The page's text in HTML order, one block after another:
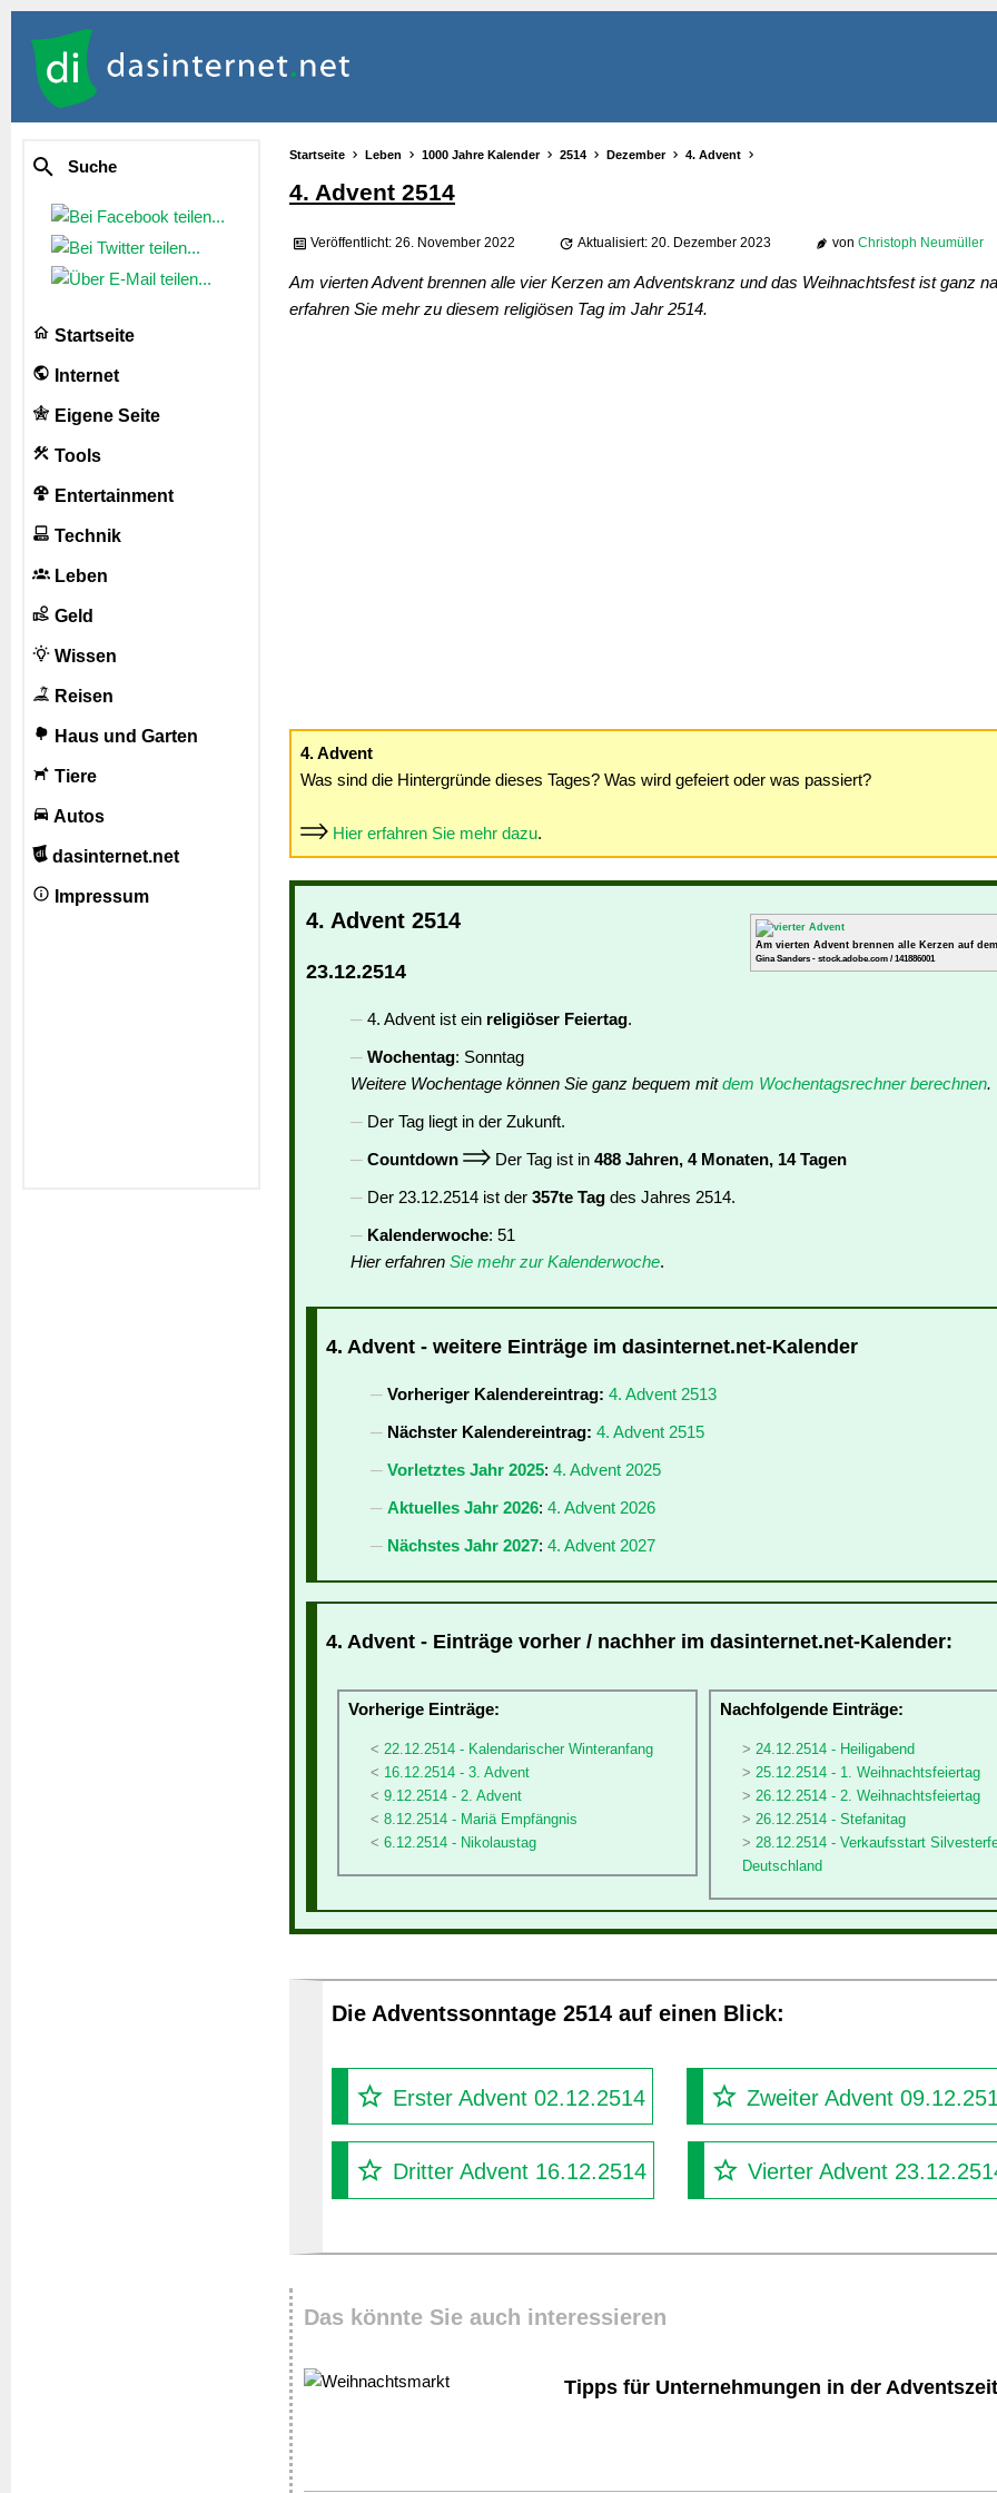
Suche
Startseite
Internet
Eigene Seite
Tools
Entertainment
Technik
Leben
Geld
Wissen
Reisen
Haus und Garten
Tiere
Autos
dasinternet.net
Impressum
Startseite Leben 1000 Jahre Kalender 2514 Dezember 4. Advent
4. Advent 2514
Veröffentlicht: 26. November 2022 Aktualisiert: 20. Dezember 2023 von Christoph Neumüller
Am vierten Advent brennen alle vier Kerzen am Adventskranz und das Weihnachtsfest ist ganz
erfahren Sie mehr zu diesem religiösen Tag im Jahr 2514.
4. Advent
Was sind die Hintergründe dieses Tages? Was wird gefeiert oder was passiert?
Hier erfahren Sie mehr dazu.
Am vierten Advent brennen alle Kerzen auf
Gina Sanders - stock.adobe.com / 141886001
4. Advent 2514
23.12.2514
4. Advent ist ein religiöser Feiertag.
Wochentag: Sonntag
Weitere Wochentage können Sie ganz bequem mitdem Wochentagsrechner berechnen.
Der Tag liegt in der Zukunft.
Countdown
Der Tag ist in 488 Jahren, 4 Monaten, 14 Tagen
Der 23.12.2514 ist der 357te Tag des Jahres 2514.
Kalenderwoche: 51
Hier erfahren Sie mehr zur Kalenderwoche.
4. Advent - weitere Einträge im dasinternet.net-Kalender
Vorheriger Kalendereintrag: 4. Advent 2513
Nächster Kalendereintrag: 4. Advent 2515
Vorletztes Jahr 2025: 4. Advent 2025
Aktuelles Jahr 2026: 4. Advent 2026
Nächstes Jahr 2027: 4. Advent 2027
4. Advent - Einträge vorher / nachher im dasinternet.net-Kalender:
Vorherige Einträge:
22.12.2514 - Kalendarischer Winteranfang
16.12.2514 - 3. Advent
9.12.2514 - 2. Advent
8.12.2514 - Mariä Empfängnis
6.12.2514 - Nikolaustag
Nachfolgende Einträge:
24.12.2514 - Heiligabend
25.12.2514 - 1. Weihnachtsfeiertag
26.12.2514 - 2. Weihnachtsfeiertag
26.12.2514 - Stefanitag
28.12.2514 - Verkaufsstart
Deutschland
Die Adventssonntage 2514 auf einen Blick:
Erster Advent 02.12.2514 Zweiter Advent
Dritter Advent 16.12.2514 Vierter Advent
Das könnte Sie auch interessieren
Tipps für Unternehmungen in der Adventszeit